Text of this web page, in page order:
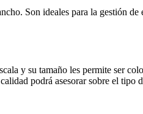
Son ideales para la gestión de
y su tamaño les permite ser
podrá asesorar sobre el tipo